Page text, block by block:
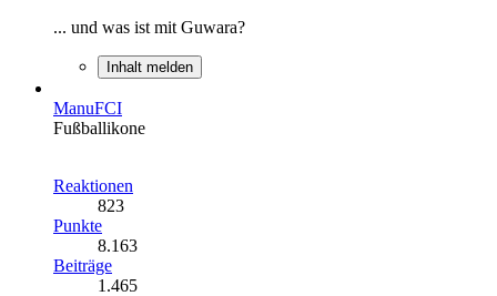
... und was ist mit Guwara?
Inhalt melden
ManuFCI
Fußballikone
Reaktionen
823
Punkte
8.163
Beiträge
1.465